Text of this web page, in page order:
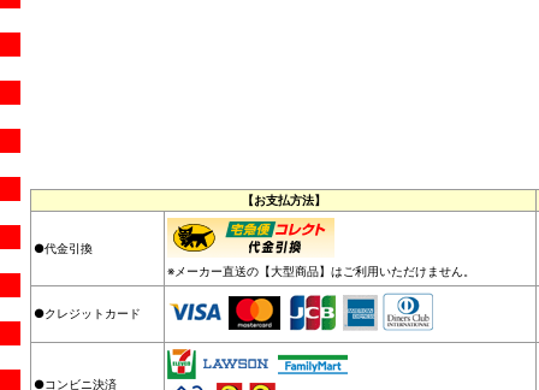
【お支払方法】
●代金引換
※メーカー直送の【大型商品】はご利用いただけません。
●クレジットカード
●コンビニ決済